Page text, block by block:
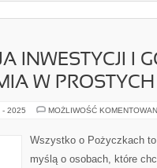
INWESTYCJI I
W
- 2025 MOŻLIWOŚĆ
Wszystko o Pożyczkach
myślą o osobach, które